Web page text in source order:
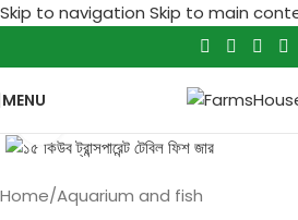
Skip to navigation Skip to main
MENU
Home/Aquarium and fish